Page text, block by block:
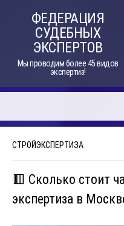
ФЕДЕРАЦИЯ
СУДЕБНЫХ
ЭКСПЕРТОВ
Мы проводим более 45 видов
экспертиз!
СТРОЙЭКСПЕРТИЗА
🟥 Сколько стоит
экспертиза в